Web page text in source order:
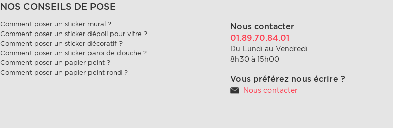
NOS CONSEILS DE POSE
Comment poser un sticker mural ?
Comment poser un sticker dépoli pour vitre ?
Comment poser un sticker décoratif ?
Comment poser un sticker paroi de douche ?
Comment poser un papier peint ?
Comment poser un papier peint rond ?
Nous contacter
01.89.70.84.01
Du Lundi au Vendredi
8h30 à 15h00
Vous préférez nous écrire ?
Nous contacter